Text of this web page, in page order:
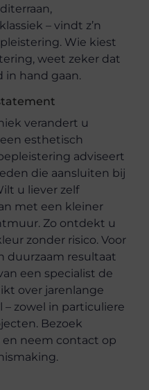
– vindt z’n
Wie kiest
weet zeker dat
in hand gaan.
verandert u
esthetisch
adviseert
die aansluiten bij
u liever zelf
met een kleiner
Zo ontdekt u
zonder risico. Voor
duurzaam resultaat
een specialist de
over jarenlange
– zowel in particuliere
Bezoek
neem contact op